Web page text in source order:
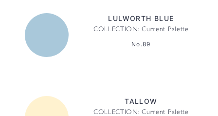
LULWORTH BLUE
COLLECTION: Current Palette
No.89
TALLOW
COLLECTION: Current Palette